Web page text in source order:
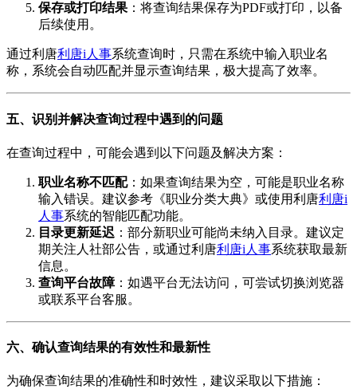
保存或打印结果 ：将查询结果保存为PDF或打印，以备
后续使用。
通过利唐利唐i人事系统查询时，只需在系统中输入职业名
称，系统会自动匹配并显示查询结果，极大提高了效率。
五、识别并解决查询过程中遇到的问题
在查询过程中，可能会遇到以下问题及解决方案：
职业名称不匹配：如果查询结果为空，可能是职业名称
输入错误。建议参考《职业分类大典》或使用利唐利唐i
人事系统的智能匹配功能。
目录更新延迟 ：部分新职业可能尚未纳入目录。建议定
期关注人社部公告，或通过利唐利唐i人事系统获取最新
信息。
查询平台故障：如遇平台无法访问，可尝试切换浏览器
或联系平台客服。
六、确认查询结果的有效性和最新性
为确保查询结果的准确性和时效性，建议采取以下措施：